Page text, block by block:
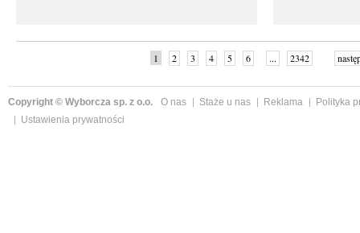
1 2 3 4 5 6 ... 2342
Copyright © Wyborcza sp. z o.o. O nas Staże u nas Reklama
Polityka
Ustawienia prywatności